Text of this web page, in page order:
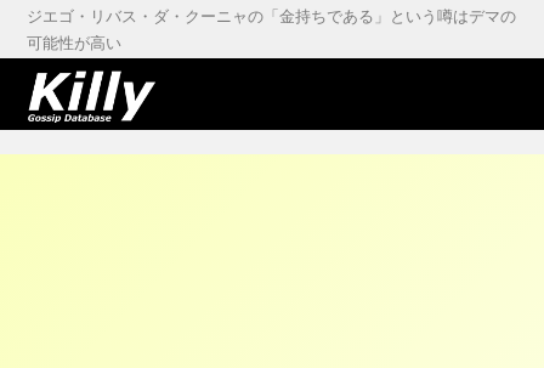
ジエゴ・リバス・ダ・クーニャの「金持ちである」という噂はデマの
可能性が高い